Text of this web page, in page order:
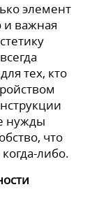
элемент
и важная
тех, кто
нужды
что
либо.